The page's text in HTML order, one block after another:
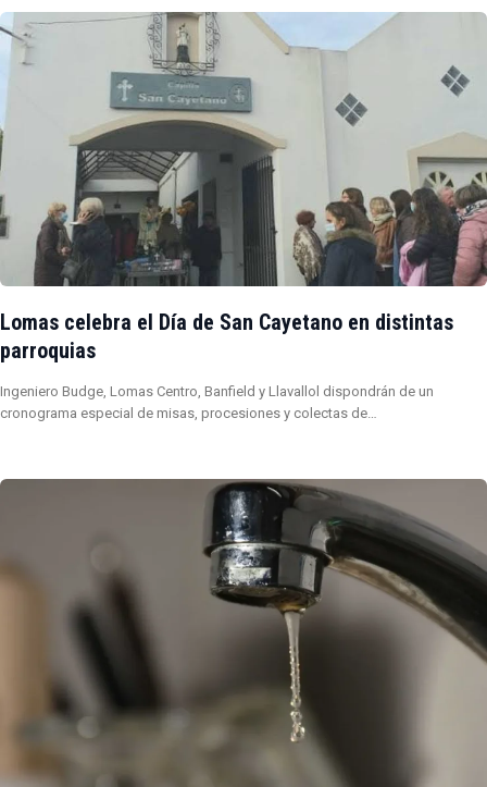
Lomas celebra el Día de San Cayetano en distintas
parroquias
Ingeniero Budge, Lomas Centro, Banfield y Llavallol dispondrán de un
cronograma especial de misas, procesiones y colectas de…